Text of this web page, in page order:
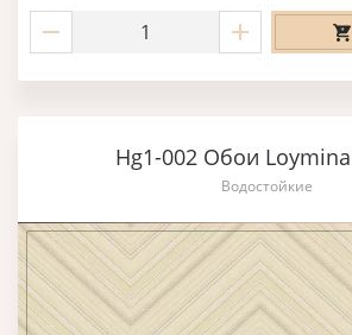
Hg1-002 Обои
Водостойкие